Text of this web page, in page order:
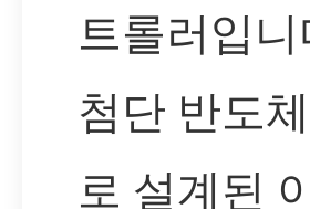
트롤러입
첨단 반도
로 설계된